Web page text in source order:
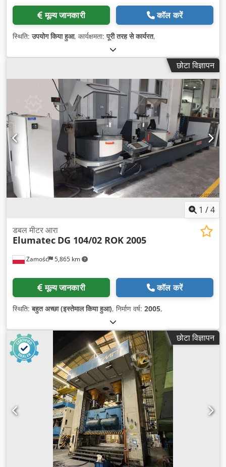
मूल्य जानकारी कॉल करें
स्थिति:उपयोग किया हुआ, कार्यक्षमता:पूरी तरह से कार्यरत,
छोटा विज्ञापन
1 /4
Zamość 5,865 km
डबल मीटर आरा
Elumatec DG 104/02 ROK 2005
मूल्य जानकारी कॉल करें
स्थिति:बहुत अच्छा (इस्तेमाल किया हुआ), निर्माण वर्ष: 2005,
छोटा विज्ञापन